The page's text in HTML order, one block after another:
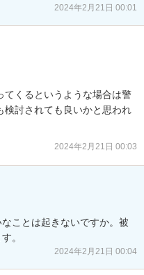
2024年2月21日 00:01
てくるというような場合は警
検討されても良いかと思われ
2024年2月21日 00:03
ことは起きないですか。被
。
2024年2月21日 00:04